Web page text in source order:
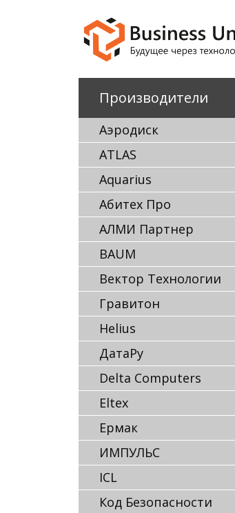
Производители
Аэродиск
ATLAS
Aquarius
Абитех Про
АЛМИ Партнер
BAUM
Вектор Технологии
Гравитон
Helius
ДатаРу
Delta Computers
Eltex
Ермак
ИМПУЛЬС
ICL
Код Безопасности